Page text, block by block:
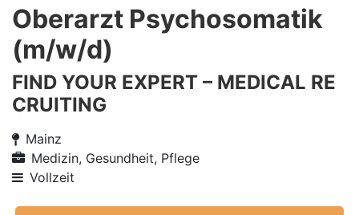
Oberarzt Psychosomatik
(m/w/d)
FIND YOUR EXPERT – MEDICAL RE
CRUITING
Mainz
Medizin, Gesundheit, Pflege
Vollzeit